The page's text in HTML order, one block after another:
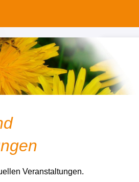
Veranstaltungen.